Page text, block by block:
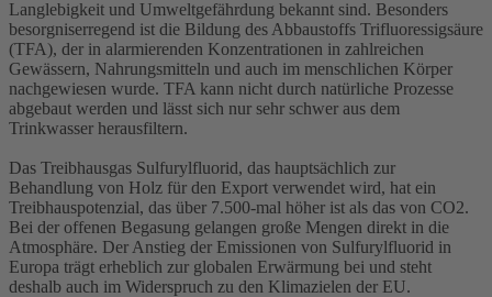
Langlebigkeit und Umweltgefährdung bekannt sind. Besonders
besorgniserregend ist die Bildung des Abbaustoffs Trifluoressigsäure
(TFA), der in alarmierenden Konzentrationen in zahlreichen
Gewässern, Nahrungsmitteln und auch im menschlichen Körper
nachgewiesen wurde. TFA kann nicht durch natürliche Prozesse
abgebaut werden und lässt sich nur sehr schwer aus dem
Trinkwasser herausfiltern.
Das Treibhausgas Sulfurylfluorid, das hauptsächlich zur
Behandlung von Holz für den Export verwendet wird, hat ein
Treibhauspotenzial, das über 7.500-mal höher ist als das von CO2.
Bei der offenen Begasung gelangen große Mengen direkt in die
Atmosphäre. Der Anstieg der Emissionen von Sulfurylfluorid in
Europa trägt erheblich zur globalen Erwärmung bei und steht
deshalb auch im Widerspruch zu den Klimazielen der EU.